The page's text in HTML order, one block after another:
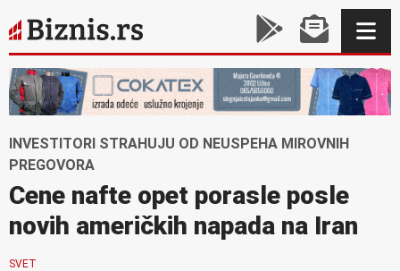
INVESTITORI STRAHUJU OD NEUSPEHA MIROVNIH
PREGOVORA
Cene nafte opet porasle posle
novih američkih napada na Iran
SVET